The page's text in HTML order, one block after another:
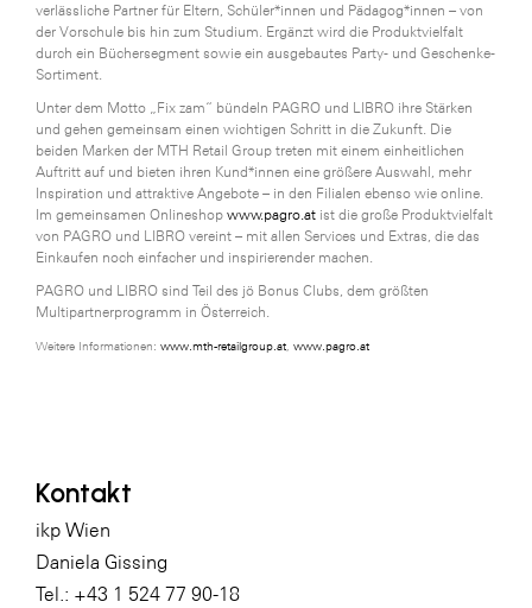
SPIEGLTEC
STIHL Tirol
Trend Micro
TAG GmbH
VALETTA
Verband Druck Medien Österreich
Wirtschaftskammer Salzburg
WKS Fachgruppe Fahrzeughandel und
Fahrzeugtechnik
Zühlke
Media
verlässliche Partner für Eltern, Schüler*innen und Pädagog*innen – von
der Vorschule bis hin zum Studium. Ergänzt wird die Produktvielfalt
durch ein Büchersegment sowie ein ausgebautes Party- und Geschenke-
Sortiment.
Unter dem Motto „Fix zam“ bündeln PAGRO und LIBRO ihre Stärken
und gehen gemeinsam einen wichtigen Schritt in die Zukunft. Die
beiden Marken der MTH Retail Group treten mit einem einheitlichen
Auftritt auf und bieten ihren Kund*innen eine größere Auswahl, mehr
Inspiration und attraktive Angebote – in den Filialen ebenso wie online.
Im gemeinsamen Onlineshop www.pagro.at ist die große Produktvielfalt
von PAGRO und LIBRO vereint – mit allen Services und Extras, die das
Einkaufen noch einfacher und inspirierender machen.
PAGRO und LIBRO sind Teil des jö Bonus Clubs, dem größten
Multipartnerprogramm in Österreich.
Weitere Informationen: www.mth-retailgroup.at www.pagro.at
Kontakt
ikp Wien
Daniela Gissing
Tel.: +43 1 524 77 90-18